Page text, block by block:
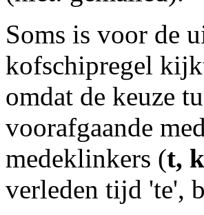
Soms is voor de
kofschipregel
omdat de keuze
voorafgaande
medeklinkers (t,
verleden tijd 'te',